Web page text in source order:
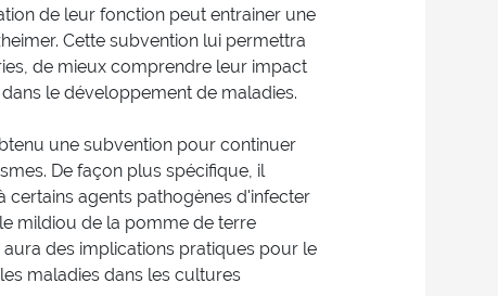
de leur fonction peut entrainer une
Cette subvention lui permettra
de mieux comprendre leur impact
le développement de maladies.
une subvention pour continuer
De façon plus spécifique, il
certains agents pathogènes d'infecter
mildiou de la pomme de terre
des implications pratiques pour le
maladies dans les cultures